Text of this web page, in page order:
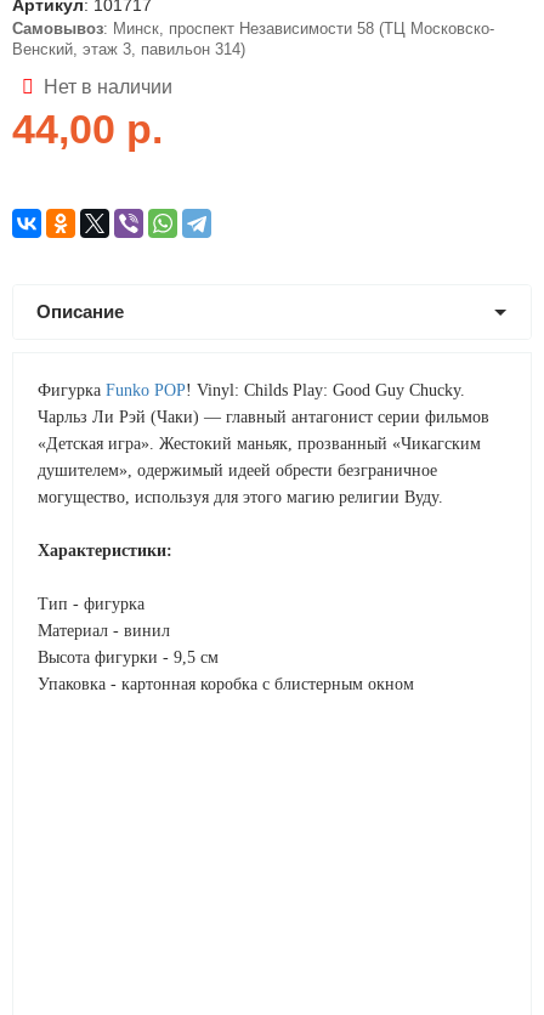
Артикул: 101717
Самовывоз: Минск, проспект Независимости 58 (ТЦ Московско-
Венский, этаж 3, павильон 314)
Нет в наличии
44,00 р.
Описание
Фигурка Funko POP! Vinyl: Childs Play: Good Guy Chucky.
Чарльз Ли Рэй (Чаки) — главный антагонист серии фильмов
«Детская игра». Жестокий маньяк, прозванный «Чикагским
душителем», одержимый идеей обрести безграничное
могущество, используя для этого магию религии Вуду.
Характеристики:
Тип - фигурка
Материал - винил
Высота фигурки - 9,5 см
Упаковка - картонная коробка с блистерным окном